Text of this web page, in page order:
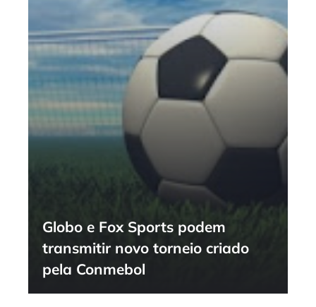
Globo e Fox Sports podem
transmitir novo torneio criado
pela Conmebol